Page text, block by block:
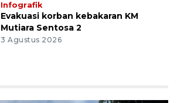
Infografik
Evakuasi korban kebakaran KM
Mutiara Sentosa 2
3 Agustus 2026